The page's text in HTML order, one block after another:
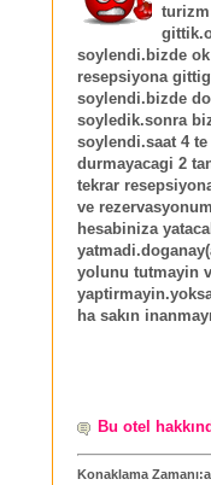
turizm
soylendi.bizde
resepsiyona
soylendi.bizde
soyledik.sonra
soylendi.saat 4
durmayacagi 2
tekrar
ve
hesabiniza
yolunu tutmayin
ha sakın
Bu otel
Konaklama